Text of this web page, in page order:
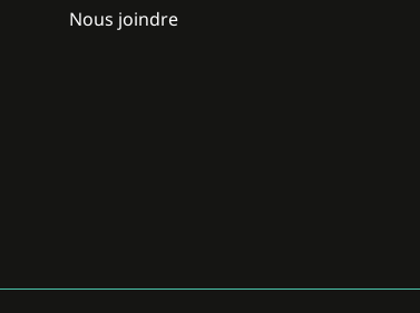
Nous joindre